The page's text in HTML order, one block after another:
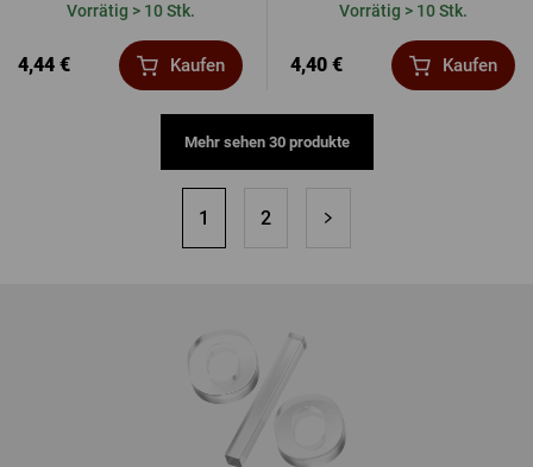
Vorrätig > 10 Stk.
4,44 € Kaufen
Vorrätig > 10 Stk.
4,40 € Kaufen
Mehr sehen 30 produkte
1 2